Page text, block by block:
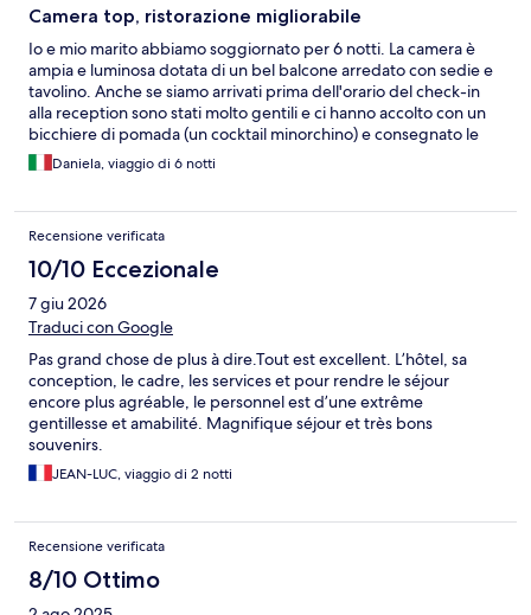
Camera top, ristorazione migliorabile
Io e mio marito abbiamo soggiornato per 6 notti. La camera è
ampia e luminosa dotata di un bel balcone arredato con sedie e
tavolino. Anche se siamo arrivati prima dell'orario del check-in
alla reception sono stati molto gentili e ci hanno accolto con un
bicchiere di pomada (un cocktail minorchino) e consegnato le
tessere della camera. La piscina è stupenda ma non è presente il
bagnino. L'hotel non è distante dal mare ma neppure sul mare
struttura che però è in pieno sole e non molto comodo (per
arrivarci bisogna uscire dall'hotel e fare una salita un po' ripida e
difficoltosa se si indossano le ciabatte da mare). Quello che non
ci ha soddisfatto è stata la ristorazione. Abbiamo trovato la sala
interna arredata in modo troppo impersonale e i tavoli troppo
vicini ai banchi del buffet, il che dava più una sensazione di
mensa che di ristorante. Purtoppo anche il livello della cucina
non era da 4 stelle superiore e ci è capitato che dopo un'ora
dall'inizio del servizio (previsto dalle 19.30 alle 22) alcune portate
non fossero più disponibili. Anche i camerieri addetti al servizio
bevande non erano molto rapidi, infatti ci è capitato di aspettare
un quarto d'ora prima di essere serviti
Daniela, viaggio di 6 notti
Recensione verificata
10/10 Eccezionale
7 giu 2026
Traduci con Google
Pas grand chose de plus à dire.Tout est excellent. L’hôtel, sa
conception, le cadre, les services et pour rendre le séjour
encore plus agréable, le personnel est d’une extrême
gentillesse et amabilité. Magnifique séjour et très bons
souvenirs.
JEAN-LUC, viaggio di 2 notti
Recensione verificata
8/10 Ottimo